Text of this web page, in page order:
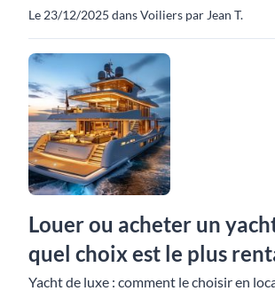
Le 23/12/2025 dans Voiliers par Jean T.
Louer ou acheter un
quel choix est le plus
Yacht de luxe : comment le choisir en